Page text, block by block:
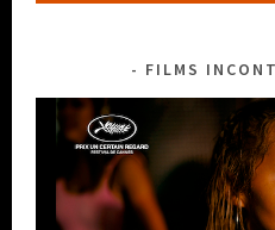
FILMS